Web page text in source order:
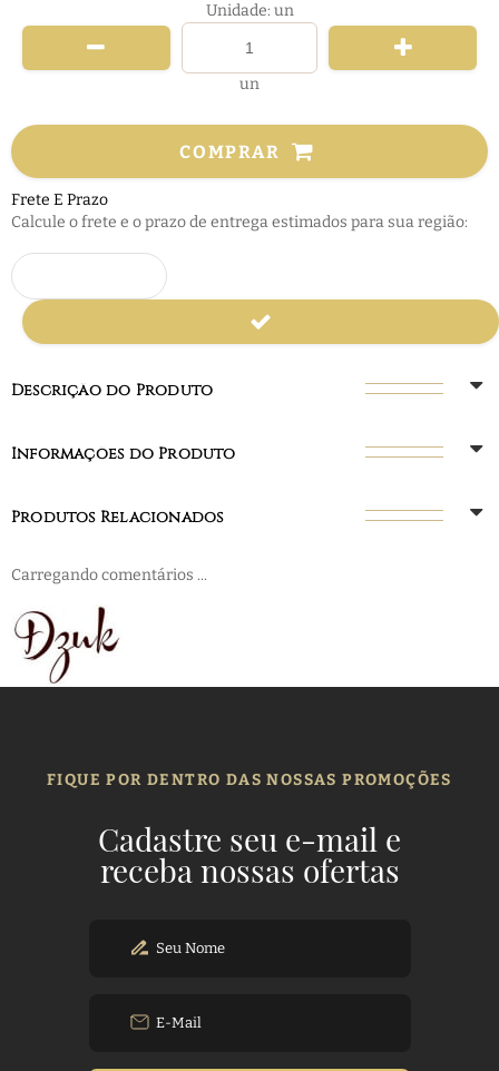
Unidade: un
un
COMPRAR
Frete E Prazo
Calcule o frete e o prazo de entrega estimados para sua região:
Descrição do Produto
Informações do Produto
Produtos Relacionados
Carregando comentários ...
FIQUE POR DENTRO DAS NOSSAS PROMOÇÕES
Cadastre seu e-mail e
receba nossas ofertas